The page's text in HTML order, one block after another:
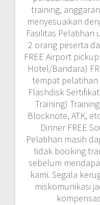
training,
menyesuaikan
Fasilitas Pelatihan
2 orang peserta
FREE Airport
Hotel/Bandara)
tempat pelatihan
Flashdisk
Training)
Blocknote, ATK,
Dinner FREE
Pelatihan masih
tidak booking
sebelum
kami. Segala
miskomunikasi